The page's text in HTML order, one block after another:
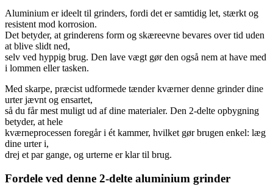
Aluminium er ideelt til grinders, fordi det er samtidig let, stærkt og
resistent mod korrosion.
Det betyder, at grinderens form og skæreevne bevares over tid uden
at blive slidt ned,
selv ved hyppig brug. Den lave vægt gør den også nem at have med
i lommen eller tasken.
Med skarpe, præcist udformede tænder kværner denne grinder dine
urter jævnt og ensartet,
så du får mest muligt ud af dine materialer. Den 2-delte opbygning
betyder, at hele
kværneprocessen foregår i ét kammer, hvilket gør brugen enkel: læg
dine urter i,
drej et par gange, og urterne er klar til brug.
Fordele ved denne 2-delte aluminium grinder